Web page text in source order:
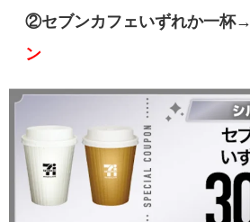
②セブンカフェいずれか一杯→
ン